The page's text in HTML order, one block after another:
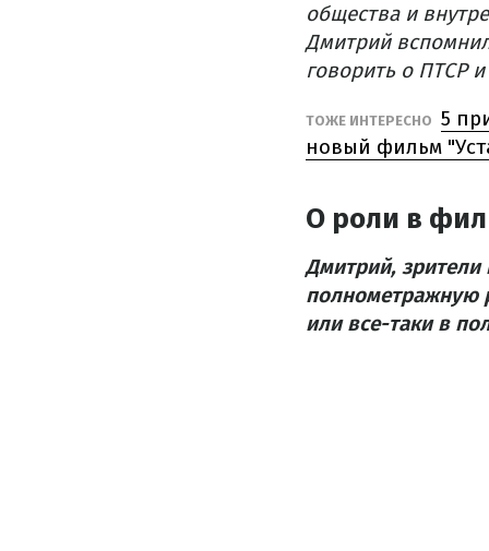
общества и
Дмитрий
говорить о ПТСР
ТОЖЕ ИНТЕРЕСНО 5
новый фильм
О роли в
Дмитрий, зрители
полнометражную
или все-таки в